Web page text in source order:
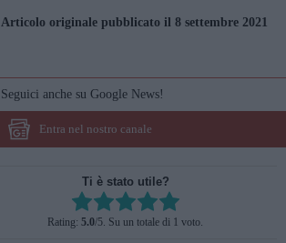
Articolo originale pubblicato il 8 settembre 2021
Seguici anche su Google News!
Entra nel nostro canale
Ti è stato utile?
Rate this item:
Rating: 5.0/5. Su un totale di 1 voto.